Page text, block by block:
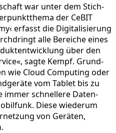
war unter dem Stich­
der CeBIT
erfasst die Digita­li­sie­rung
alle Bereiche eines
über den
sagte Kempf. Grund­
wie Cloud Compu­ting oder
vom Tablet bis zu
immer schnel­lere Daten­
Diese wiederum
von Geräten,